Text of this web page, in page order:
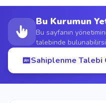
Duyurular
S.S.S.
Blog
Bu Kurumun
Bu sayfanın
talebinde
Sahiplenme Talebi